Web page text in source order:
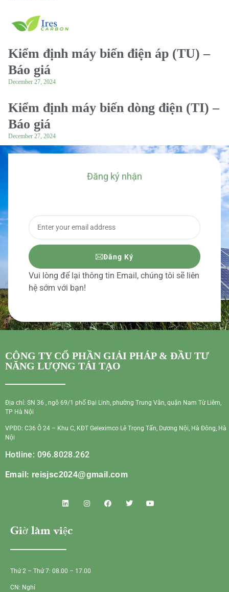
Kiểm định máy biến điện áp (TU) –
Báo giá
December 27, 2024
Kiểm định máy biến dòng điện (TI) –
Báo giá
December 27, 2024
Đăng ký nhận
Đăng Ký
Vui lòng để lại thông tin Email, chúng tôi sẽ liên
hệ sớm với bạn!
CÔNG TY CỔ PHẦN GIẢI PHÁP & ĐẦU TƯ
NĂNG LƯỢNG TÁI TẠO
Địa chỉ: SN 36 , ngõ 69/1 phố Đại Linh, phường Trung Văn, quận Nam Từ Liêm,
TP Hà Nội
VPĐD: C36 Ô 24 – Khu C, KĐT Geleximco Lê Trọng Tấn, Dương Nội, Hà Đông, Hà
Nội
Hotline: 096.8028.262
Email: reisjsc2024@gmail.com
Giờ làm việc
Thứ 2 – Thứ 7: 08.00 – 17.00
CN: Nghỉ